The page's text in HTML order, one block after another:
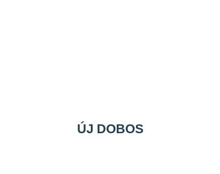
ÚJ DOBOS